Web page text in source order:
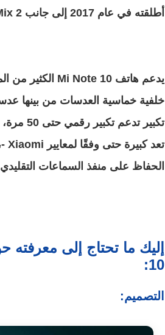
أطلقته في عام 2017 إلى جانب Mi Mix 2.
الحفاظ على منفذ السماعات التقليدي 3.5 ملم.
10:
التصميم: